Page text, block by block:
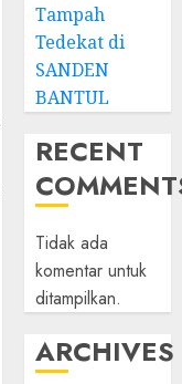
Tampah
Tedekat di
SANDEN
BANTUL
RECENT
Tidak ada
komentar untuk
ditampilkan.
ARCHIVES